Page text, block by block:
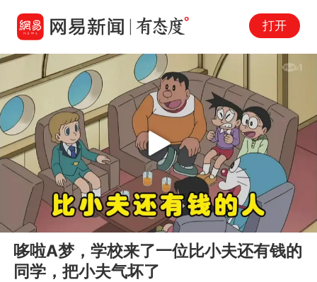
打开
00:00 04:11
Play
哆啦A梦，学校来了一位比小夫还有钱的
同学，把小夫气坏了